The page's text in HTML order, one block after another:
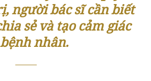
người bác sĩ cần biết
sẻ và tạo cảm giác
nhân.